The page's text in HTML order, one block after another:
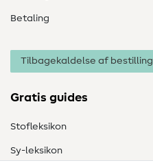
Betaling
Tilbagekaldelse af bestilling
Gratis guides
Stofleksikon
Sy-leksikon